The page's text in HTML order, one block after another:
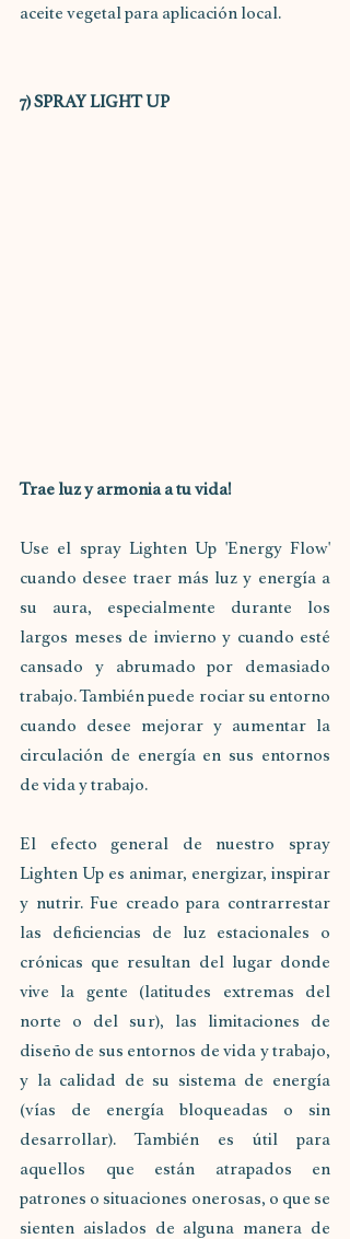
aceite vegetal para aplicación local.
7) SPRAY LIGHT UP
Trae luz y armonia a tu vida!
Use el spray Lighten Up 'Energy Flow'
cuando desee traer más luz y energía a
su aura, especialmente durante los
largos meses de invierno y cuando esté
cansado y abrumado por demasiado
trabajo. También puede rociar su entorno
cuando desee mejorar y aumentar la
circulación de energía en sus entornos
de vida y trabajo.
El efecto general de nuestro spray
Lighten Up es animar, energizar, inspirar
y nutrir. Fue creado para contrarrestar
las deficiencias de luz estacionales o
crónicas que resultan del lugar donde
vive la gente (latitudes extremas del
norte o del sur), las limitaciones de
diseño de sus entornos de vida y trabajo,
y la calidad de su sistema de energía
(vías de energía bloqueadas o sin
desarrollar). También es útil para
aquellos que están atrapados en
patrones o situaciones onerosas, o que se
sienten aislados de alguna manera de